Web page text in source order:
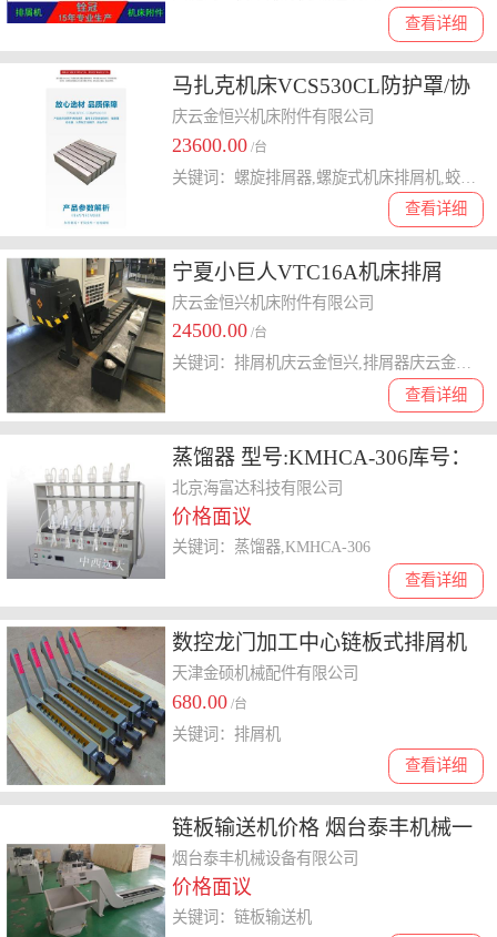
查看详细
马扎克机床VCS530CL防护罩/协
同企业创新发展
庆云金恒兴机床附件有限公司
23600.00 /台
查看详细
宁夏小巨人VTC16A机床排屑
机，闽台乔福机床D-5100LH链板
式排屑机
庆云金恒兴机床附件有限公司
24500.00 /台
查看详细
关键词：排屑机庆云金恒兴,排屑器庆云金恒兴,链板式机床排屑机
蒸馏器 型号:KMHCA-306库号：
M208825
北京海富达科技有限公司
价格面议
查看详细
关键词：蒸馏器,KMHCA-306
数控龙门加工中心链板式排屑机
螺旋式排屑机
天津金硕机械配件有限公司
680.00 /台
查看详细
关键词：排屑机
链板输送机价格 烟台泰丰机械一
站服务
烟台泰丰机械设备有限公司
价格面议
关键词：链板输送机